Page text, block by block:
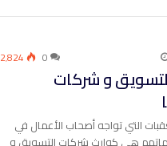
0 2٬824
و شركات
التي تواجه أصحاب الأعمال في
هي كوارث شركات التسويق و